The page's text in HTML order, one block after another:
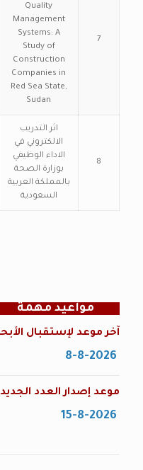
7
Quality
Management
Systems: A
Study of
Construction
Companies in
Red Sea State,
Sudan
8
اثر التدريب
الالكتروني في
الاداء الوظيفي
بوزارة الصحة
بالمملكة العربية
السعودية
مواعيد
آخر موعد لإستقبال
موعد إصدار العدد الجديد